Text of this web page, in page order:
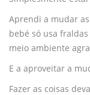
Aprendi a mudar
bebé só usa
meio ambiente
E a aproveitar a
Fazer as coisas